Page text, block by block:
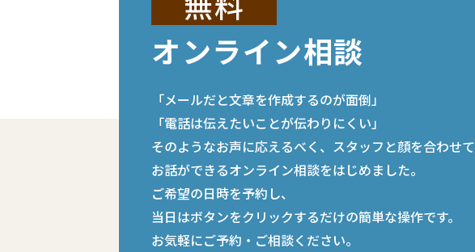
オンライン相談
「メールだと文章を作成するのが面倒」
「電話は伝えたいことが伝わりにくい」
そのようなお声に応えるべく、スタッフと顔を合わせて
お話ができるオンライン相談をはじめました。
ご希望の日時を予約し、
当日はボタンをクリックするだけの簡単な操作です。
お気軽にご予約・ご相談ください。